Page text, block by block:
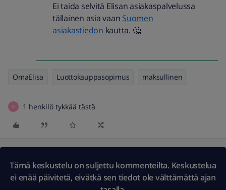
Ei taida selvitä Elisan asiakaspalvelussa
tällainen asia vaan Suomen
asiakastiedon kautta. 🤔
OmaElisa Luottokauppasopimus maksullinen
M 1 henkilö tykkää tästä
Tämä keskustelu on suljettu kommenteilta. Keskustelua
ei enää päivitetä, eivätkä sen tiedot ole välttämättä ajan